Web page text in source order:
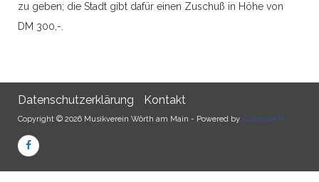
zu geben; die Stadt gibt dafür einen Zuschuß in Höhe von
DM 300,-.
Datenschutzerklärung Kontakt
Copyright © 2026 Musikverein Wörth am Main - Powered by CosmosWP